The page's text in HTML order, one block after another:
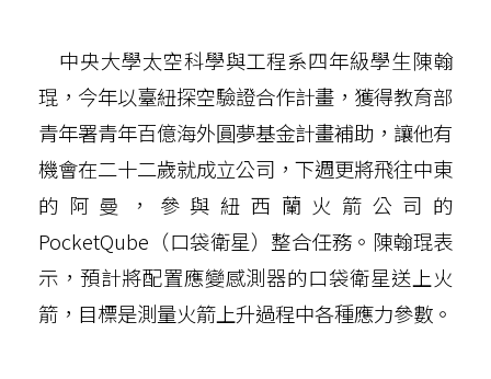
中央大學太空科學與工程系四年級學生陳翰
琨，今年以臺紐探空驗證合作計畫，獲得教育部
青年署青年百億海外圓夢基金計畫補助，讓他有
機會在二十二歲就成立公司，下週更將飛往中東
的阿曼，參與紐西蘭火箭公司的
PocketQube（口袋衛星）整合任務。陳翰琨表
示，預計將配置應變感測器的口袋衛星送上火
箭，目標是測量火箭上升過程中各種應力參數。